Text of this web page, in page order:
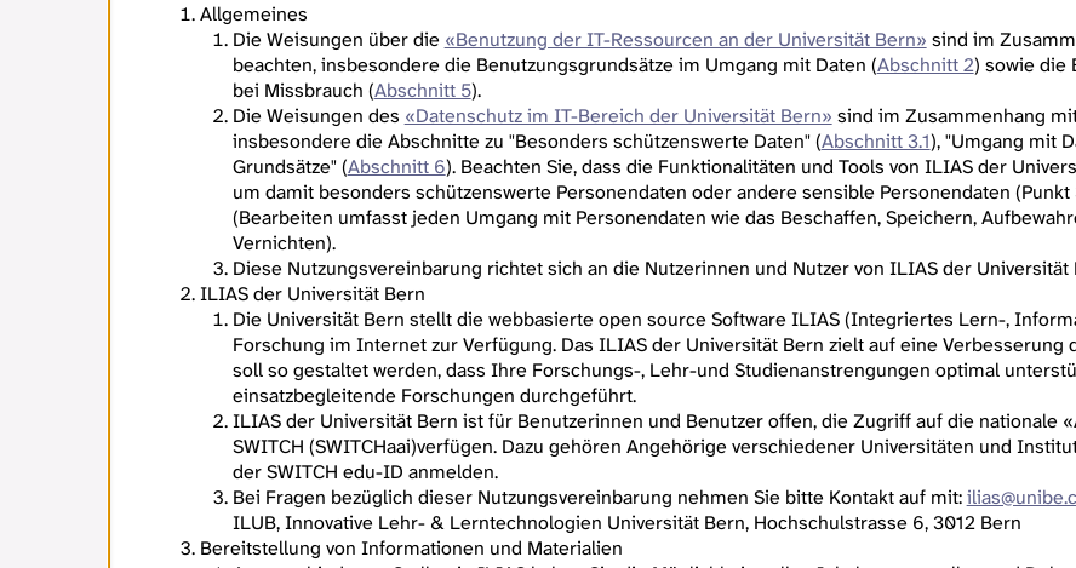
Allgemeines
Die Weisungen über die «Benutzung der IT-Ressourcen an der Universität Bern» sind im
beachten, insbesondere die Benutzungsgrundsätze im Umgang mit Daten (Abschnitt 2) sowie die
bei Missbrauch (Abschnitt 5).
Die Weisungen des «Datenschutz im IT-Bereich der Universität Bern» sind im Zusammenhang
insbesondere die Abschnitte zu "Besonders schützenswerte Daten" (Abschnitt 3.1), "Umgang mit
Grundsätze" (Abschnitt 6). Beachten Sie, dass die Funktionalitäten und Tools von ILIAS der
um damit besonders schützenswerte Personendaten oder andere sensible Personendaten
(Bearbeiten umfasst jeden Umgang mit Personendaten wie das Beschaffen, Speichern,
Vernichten).
Diese Nutzungsvereinbarung richtet sich an die Nutzerinnen und Nutzer von ILIAS der Universität
ILIAS der Universität Bern
Die Universität Bern stellt die webbasierte open source Software ILIAS (Integriertes Lern-,
Forschung im Internet zur Verfügung. Das ILIAS der Universität Bern zielt auf eine
soll so gestaltet werden, dass Ihre Forschungs-, Lehr-und Studienanstrengungen optimal
einsatzbegleitende Forschungen durchgeführt.
ILIAS der Universität Bern ist für Benutzerinnen und Benutzer offen, die Zugriff auf die nationale
SWITCH (SWITCHaai)verfügen. Dazu gehören Angehörige verschiedener Universitäten und
der SWITCH edu-ID anmelden.
Bei Fragen bezüglich dieser Nutzungsvereinbarung nehmen Sie bitte Kontakt auf mit:
ILUB, Innovative Lehr- & Lerntechnologien Universität Bern, Hochschulstrasse 6, 3012 Bern
Bereitstellung von Informationen und Materialien